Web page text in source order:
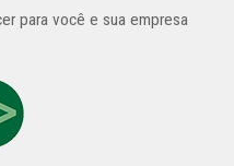
para você e sua empresa